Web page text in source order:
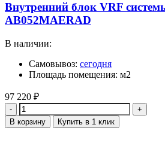
Внутренний блок VRF
AB052MAERAD
В наличии:
Самовывоз: сегодня
Площадь помещения: м2
97 220 ₽
Количество
В корзину Купить в 1 клик